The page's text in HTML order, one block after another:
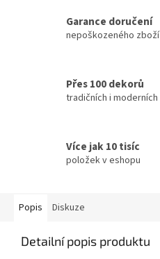
Garance doručení
nepoškozeného zboží
Přes 100 dekorů
tradičních i moderních
Více jak 10 tisíc
položek v eshopu
Popis Diskuze
Detailní popis produktu